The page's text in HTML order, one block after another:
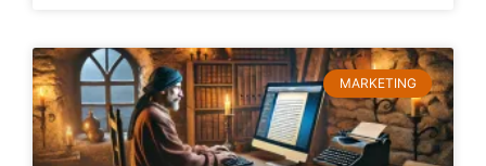
MARKETING